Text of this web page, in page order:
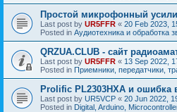
Простой микрофонный
Last post by UR5FFR « 20 Feb 2023,
Posted in Аудиотехника и обработка
QRZUA.CLUB - сайт
Last post by UR5FFR « 13 Sep 2022,
Posted in Приемники, передатчики,
Prolific PL2303HXA и ошибка
Last post by UR5VCP « 20 Jun 2022,
Posted in Digital, Arduino,